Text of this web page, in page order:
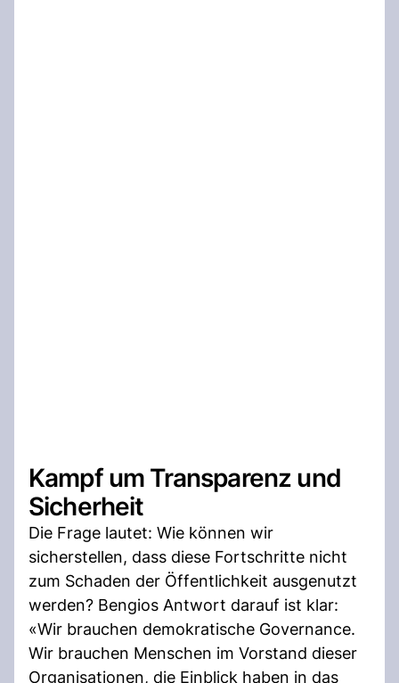
Kampf um Transparenz und
Sicherheit
Die Frage lautet: Wie können wir
sicherstellen, dass diese Fortschritte nicht
zum Schaden der Öffentlichkeit ausgenutzt
werden? Bengios Antwort darauf ist klar:
«Wir brauchen demokratische Governance.
Wir brauchen Menschen im Vorstand dieser
Organisationen, die Einblick haben in das